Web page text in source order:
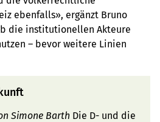
ebenfalls», ergänzt Bruno
die institutionellen Akteure
– bevor weitere Linien
Simone Barth Die D- und die